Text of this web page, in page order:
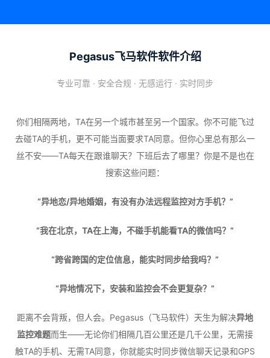
Pegasus飞马软件软件介绍
专业可靠 · 安全合规 · 无感运行 · 实时同步
你们相隔两地，TA在另一个城市甚至另一个国家。你不可能飞过
去碰TA的手机，更不可能当面要求TA同意。但你心里总有那么一
丝不安——TA每天在跟谁聊天？下班后去了哪里？你是不是也在
搜索这些问题：
“异地恋/异地婚姻，有没有办法远程监控对方手机？”
“我在北京，TA在上海，不碰手机能看TA的微信吗？”
“跨省跨国的定位信息，能实时同步给我吗？”
“异地情况下，安装和监控会不会更复杂？”
距离不会背叛，但人会。Pegasus（飞马软件）天生为解决异地
监控难题而生——无论你们相隔几百公里还是几千公里，无需接
触TA的手机、无需TA同意，你就能实时同步微信聊天记录和GPS